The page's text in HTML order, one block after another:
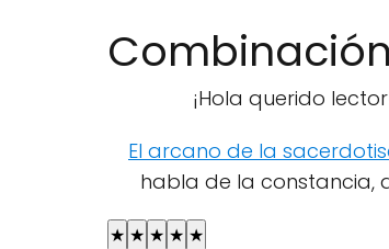
¡Hola querido
El arcano de la
habla de la constancia,
★ ★ ★ ★ ★